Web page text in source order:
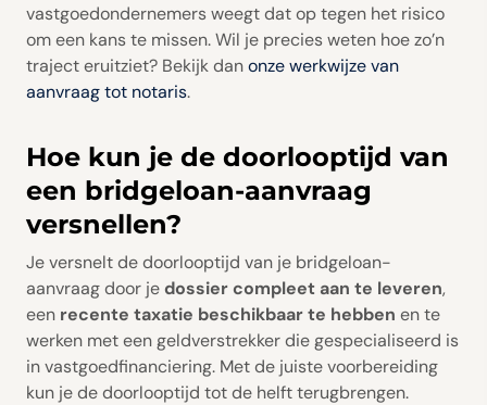
vastgoedondernemers weegt dat op tegen het risico
om een kans te missen. Wil je precies weten hoe zo’n
traject eruitziet? Bekijk danonze werkwijze van
aanvraag tot notaris.
Hoe kun je de doorlooptijd van
een bridgeloan-aanvraag
versnellen?
Je versnelt de doorlooptijd van je bridgeloan-
aanvraag door jedossier compleet aan te leveren,
een recente taxatie beschikbaar te hebben en te
werken met een geldverstrekker die gespecialiseerd is
in vastgoedfinanciering. Met de juiste voorbereiding
kun je de doorlooptijd tot de helft terugbrengen.